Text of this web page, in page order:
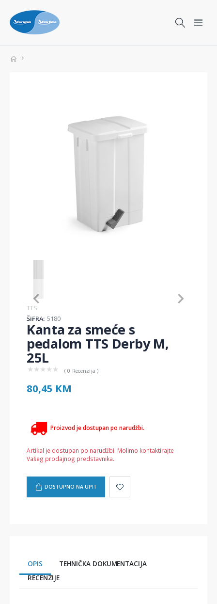
Item
1
of
1
TTS
ŠIFRA: 5180
Kanta za smeće s
pedalom TTS Derby M,
25L
★ ★ ★ ★ ★ ( 0 Recenzija )
80,45 KM
Proizvod je dostupan po narudžbi.
Artikal je dostupan po narudžbi. Molimo kontaktirajte
Vašeg prodajnog predstavnika.
DOSTUPNO NA UPIT
OPIS
TEHNIČKA DOKUMENTACIJA
RECENZIJE